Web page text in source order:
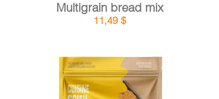
Multigrain bread mix
11,49 $